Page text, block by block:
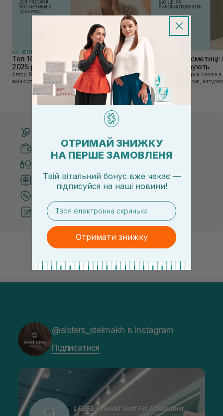
КОСМЕТИКА
Топ 10 брендів доглядової косметики у
2025 році
Автор: Віка Нагорна У сучасному світі, де тренди
змінюються зі швидкістю світла, а ринок популярної
косметики переповнений новими пропозиціями, вибір
засобу для себе стає справжнім викликом. 2025 р...
Каолін в
використовують
Автор: Юлія Цебрик Каолін в косметології – це
природний мінерал,
безліч переваг для шкіри
завдяки великій кількості
Безпечні способи оплати
Система бонусів та лояльності
Рекомендації від косметологів
@sisters_stelmakh в Instagram
Підписатися
ОТРИМАЙ ЗНИЖКУ
НА ПЕРШЕ ЗАМОВЛЕНЯ
Твій вітальний бонус вже чекає —
підписуйся на наші новини!
email
Отримати знижку